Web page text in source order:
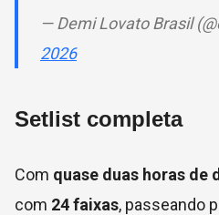
— Demi Lovato Brasil
2026
Setlist completa
Com quase duas horas de
com 24 faixas, passeando